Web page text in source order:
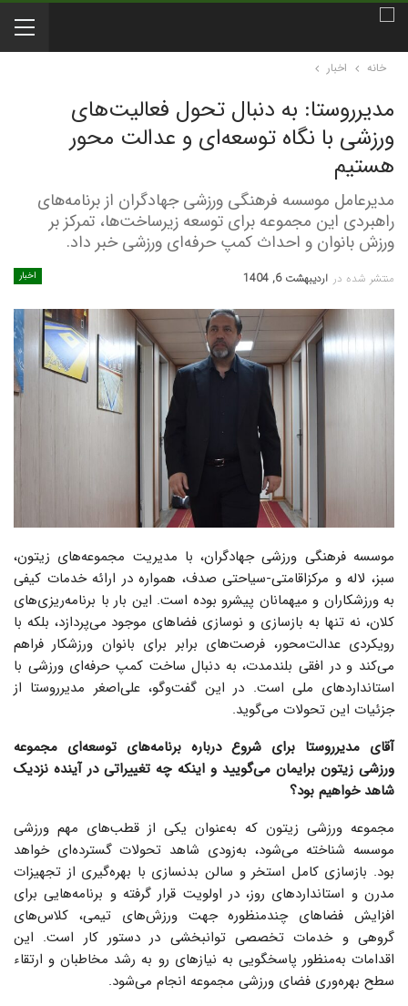
خانه اخبار
مدیرروستا: به دنبال تحول فعالیت‌های
ورزشی با نگاه توسعه‌ای و عدالت محور
هستیم
مدیرعامل موسسه فرهنگی ورزشی جهادگران از برنامه‌های
راهبردی این مجموعه برای توسعه زیرساخت‌ها، تمرکز بر
ورزش بانوان و احداث کمپ حرفه‌ای ورزشی خبر داد.
اخبار منتشر شده در اردیبهشت 6, 1404
موسسه فرهنگی ورزشی جهادگران، با مدیریت مجموعه‌های زیتون،
سبز، لاله و مرکزاقامتی-سیاحتی صدف، همواره در ارائه خدمات کیفی
به ورزشکاران و میهمانان پیشرو بوده است. این بار با برنامه‌ریزی‌های
کلان، نه تنها به بازسازی و نوسازی فضاهای موجود می‌پردازد، بلکه با
رویکردی عدالت‌محور، فرصت‌های برابر برای بانوان ورزشکار فراهم
می‌کند و در افقی بلندمدت، به دنبال ساخت کمپ حرفه‌ای ورزشی با
استانداردهای ملی است. در این گفت‌وگو، علی‌اصغر مدیرروستا از
جزئیات این تحولات می‌گوید.
آقای مدیرروستا برای شروع درباره برنامه‌های توسعه‌ای مجموعه
ورزشی زیتون برایمان می‌گویید و اینکه چه تغییراتی در آینده نزدیک
شاهد خواهیم بود؟
مجموعه ورزشی زیتون که به‌عنوان یکی از قطب‌های مهم ورزشی
موسسه شناخته می‌شود، به‌زودی شاهد تحولات گسترده‌ای خواهد
بود. بازسازی کامل استخر و سالن بدنسازی با بهره‌گیری از تجهیزات
مدرن و استانداردهای روز، در اولویت قرار گرفته و برنامه‌هایی برای
افزایش فضاهای چندمنظوره جهت ورزش‌های تیمی، کلاس‌های
گروهی و خدمات تخصصی توانبخشی در دستور کار است. این
اقدامات به‌منظور پاسخگویی به نیازهای رو به رشد مخاطبان و ارتقاء
سطح بهره‌وری فضای ورزشی مجموعه انجام می‌شود.